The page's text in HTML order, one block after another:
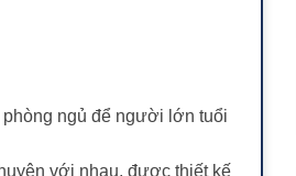
ngủ để người lớn tuổi
với nhau, được thiết kế